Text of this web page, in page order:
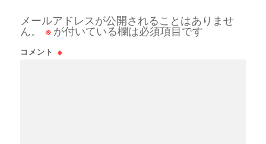
メールアドレスが公開されることはありませ
ん。
※ が付いている欄は必須項目です
コメント ※